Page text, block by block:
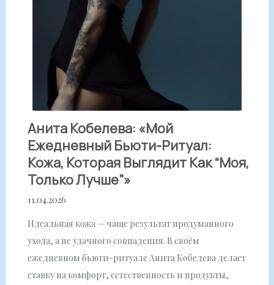
Анита Кобелева: «Мой
Ежедневный Бьюти-Ритуал:
Кожа, Которая Выглядит Как “моя,
Только Лучше”»
11.04.2026
Идеальная кожа — чаще результат продуманного
ухода, а не удачного совпадения. В своём
ежедневном бьюти-ритуале Анита Кобелева делает
ставку на комфорт, естественность и продукты,